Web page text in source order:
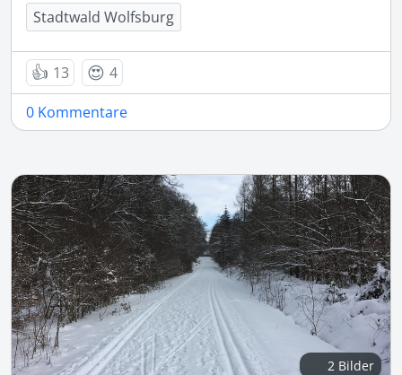
Stadtwald Wolfsburg
👍 13 😍 4
0 Kommentare
2 Bilder